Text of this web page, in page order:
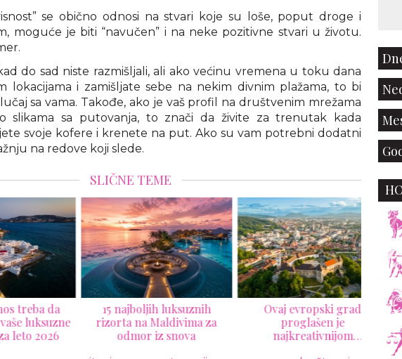
se obično odnosi na stvari koje su loše, poput droge i
moguće je biti “navučen” i na neke pozitivne stvari u životu.
do sad niste razmišljali, ali ako većinu vremena u toku dana
lokacijama i zamišljate sebe na nekim divnim plažama, to bi
sa vama. Takođe, ako je vaš profil na društvenim mrežama
slikama sa putovanja, to znači da živite za trenutak kada
svoje kofere i krenete na put. Ako su vam potrebni dodatni
na redove koji slede.
SLIČNE TEME
da
2026
15 najboljih luksuznih
rizorta na Maldivima za
odmor iz snova
Ovaj evropski grad
proglašen je
najkreativnijom